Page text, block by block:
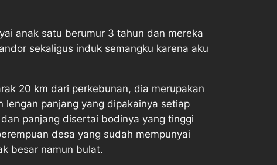
anak satu berumur 3 tahun dan mereka
sekaligus induk semangku karena aku
20 km dari perkebunan, dia merupakan
panjang yang dipakainya setiap
panjang disertai bodinya yang tinggi
desa yang sudah mempunyai
besar namun bulat.